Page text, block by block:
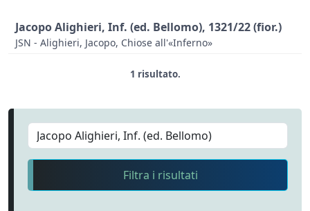
Jacopo Alighieri, Inf. (ed. Bellomo), 1321/22 (fior.)
JSN - Alighieri, Jacopo, Chiose all'«Inferno»
1 risultato.
Filtra i risultati